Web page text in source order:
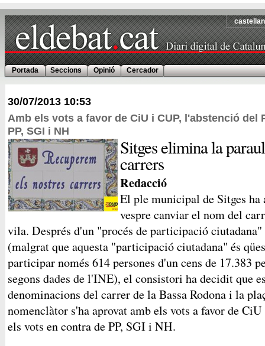
Portada Seccions Opinió Cercador
30/07/2013 10:53
Amb els vots a favor de CiU i CUP, l'abstenció del
PP, SGI i NH
Sitges elimina la
carrers
Redacció
El ple municipal de Sitges
vespre canviar el nom del
vila. Després d'un "procés de participació
(malgrat que aquesta "participació ciutadana" és
participar només 614 persones d'un cens de 17.383
segons dades de l'INE), el consistori ha decidit que
denominacions del carrer de la Bassa Rodona i la
nomenclàtor s'ha aprovat amb els vots a favor de
els vots en contra de PP, SGI i NH.